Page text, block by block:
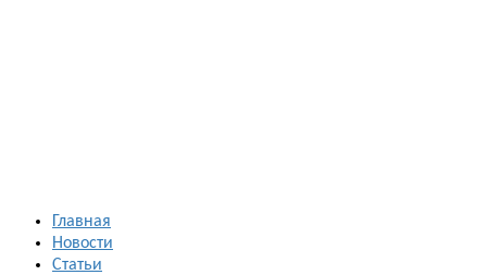
Главная
Новости
Статьи